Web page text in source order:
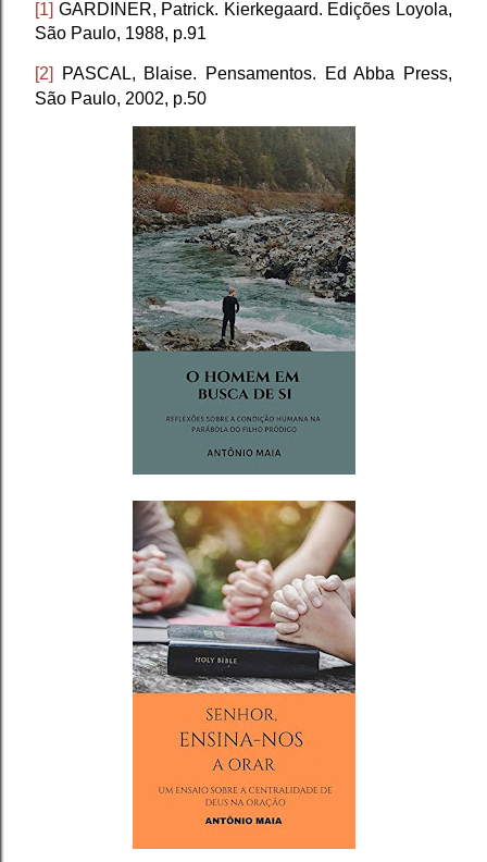
[1] GARDINER, Patrick. Kierkegaard. Edições Loyola,
São Paulo, 1988, p.91
[2]
PASCAL, Blaise. Pensamentos. Ed Abba Press,
São Paulo, 2002, p.50